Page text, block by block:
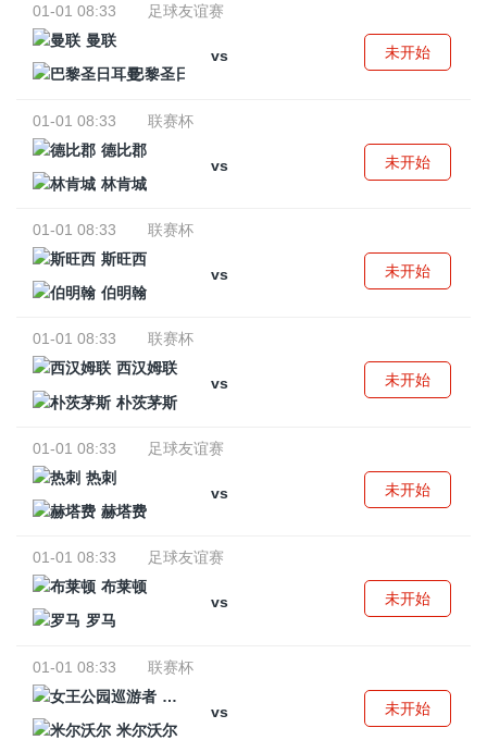
01-01 08:33
足球友谊赛
曼联
vs
巴黎圣日耳曼
未开始
01-01 08:33
联赛杯
德比郡
vs
林肯城
未开始
01-01 08:33
联赛杯
斯旺西
vs
伯明翰
未开始
01-01 08:33
联赛杯
西汉姆联
vs
朴茨茅斯
未开始
01-01 08:33
足球友谊赛
热刺
vs
赫塔费
未开始
01-01 08:33
足球友谊赛
布莱顿
vs
罗马
未开始
01-01 08:33
联赛杯
女王公园巡游者
vs
米尔沃尔
未开始